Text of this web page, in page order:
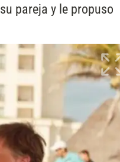
pareja y le propuso